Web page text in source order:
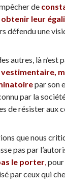
de
leur
défendu une
autres, là n’est
par son
par la
de résister aux
que nous
pas par
le porter,pour
par ceux qui